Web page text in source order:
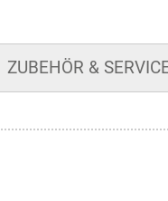
ZUBEHÖR &